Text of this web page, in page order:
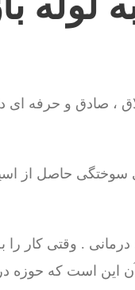
، صادق و حرفه ای
سوختگی حاصل از
درمانی . وقتی کار
این است که حوزه